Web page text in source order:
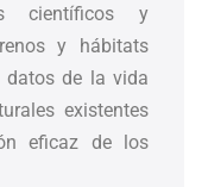
científicos y
y hábitats
datos de la vida
existentes
eficaz de los